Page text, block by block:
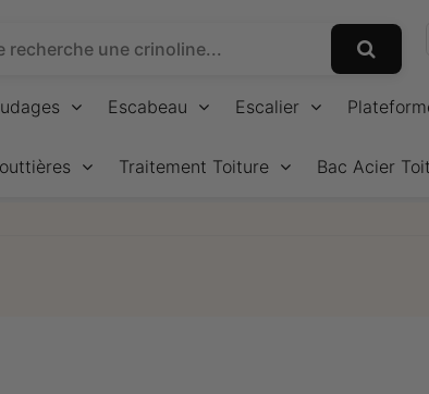
Escabeau Escalier
Traitement Toiture Bac Acier